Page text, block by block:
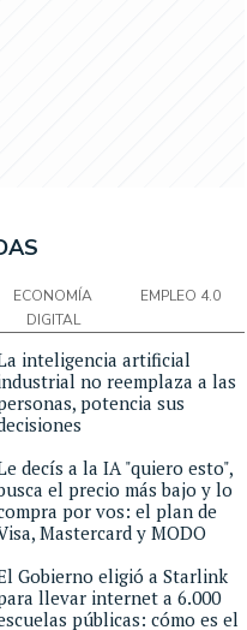
ECONOMÍA
DIGITAL
EMPLEO 4.0
inteligencia artificial
no reemplaza a las
potencia sus
decís a la IA "quiero esto",
el precio más bajo y lo
por vos: el plan de
Mastercard y MODO
Gobierno eligió a Starlink
llevar internet a 6.000
públicas: cómo es el